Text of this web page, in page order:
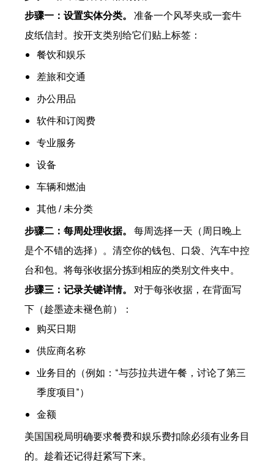
步骤一：设置实体分类。 准备一个风琴夹或一套牛
皮纸信封。按开支类别给它们贴上标签：
餐饮和娱乐
差旅和交通
办公用品
软件和订阅费
专业服务
设备
车辆和燃油
其他 / 未分类
步骤二：每周处理收据。 每周选择一天（周日晚上
是个不错的选择）。清空你的钱包、口袋、汽车中控
台和包。将每张收据分拣到相应的类别文件夹中。
步骤三：记录关键详情。 对于每张收据，在背面写
下（趁墨迹未褪色前）：
购买日期
供应商名称
业务目的（例如：“与莎拉共进午餐，讨论了第三
季度项目”）
金额
美国国税局明确要求餐费和娱乐费扣除必须有业务目
的。趁着还记得赶紧写下来。